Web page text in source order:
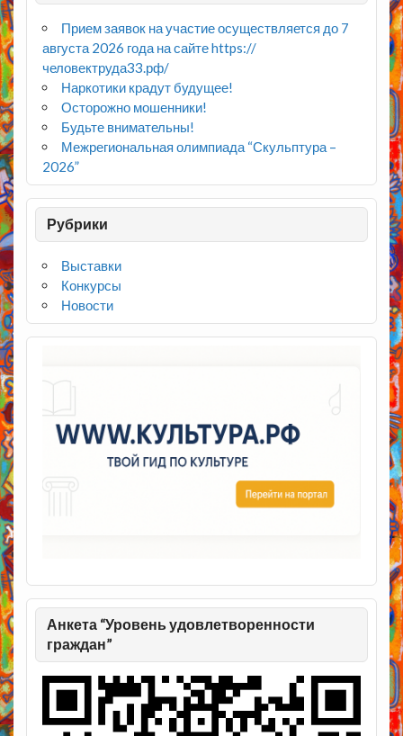
Прием заявок на участие осуществляется до 7
августа 2026 года на сайте https://
человектруда33.рф/
Наркотики крадут будущее!
Осторожно мошенники!
Будьте внимательны!
Межрегиональная олимпиада “Скульптура –
2026”
Рубрики
Выставки
Конкурсы
Новости
Анкета “Уровень удовлетворенности
граждан”